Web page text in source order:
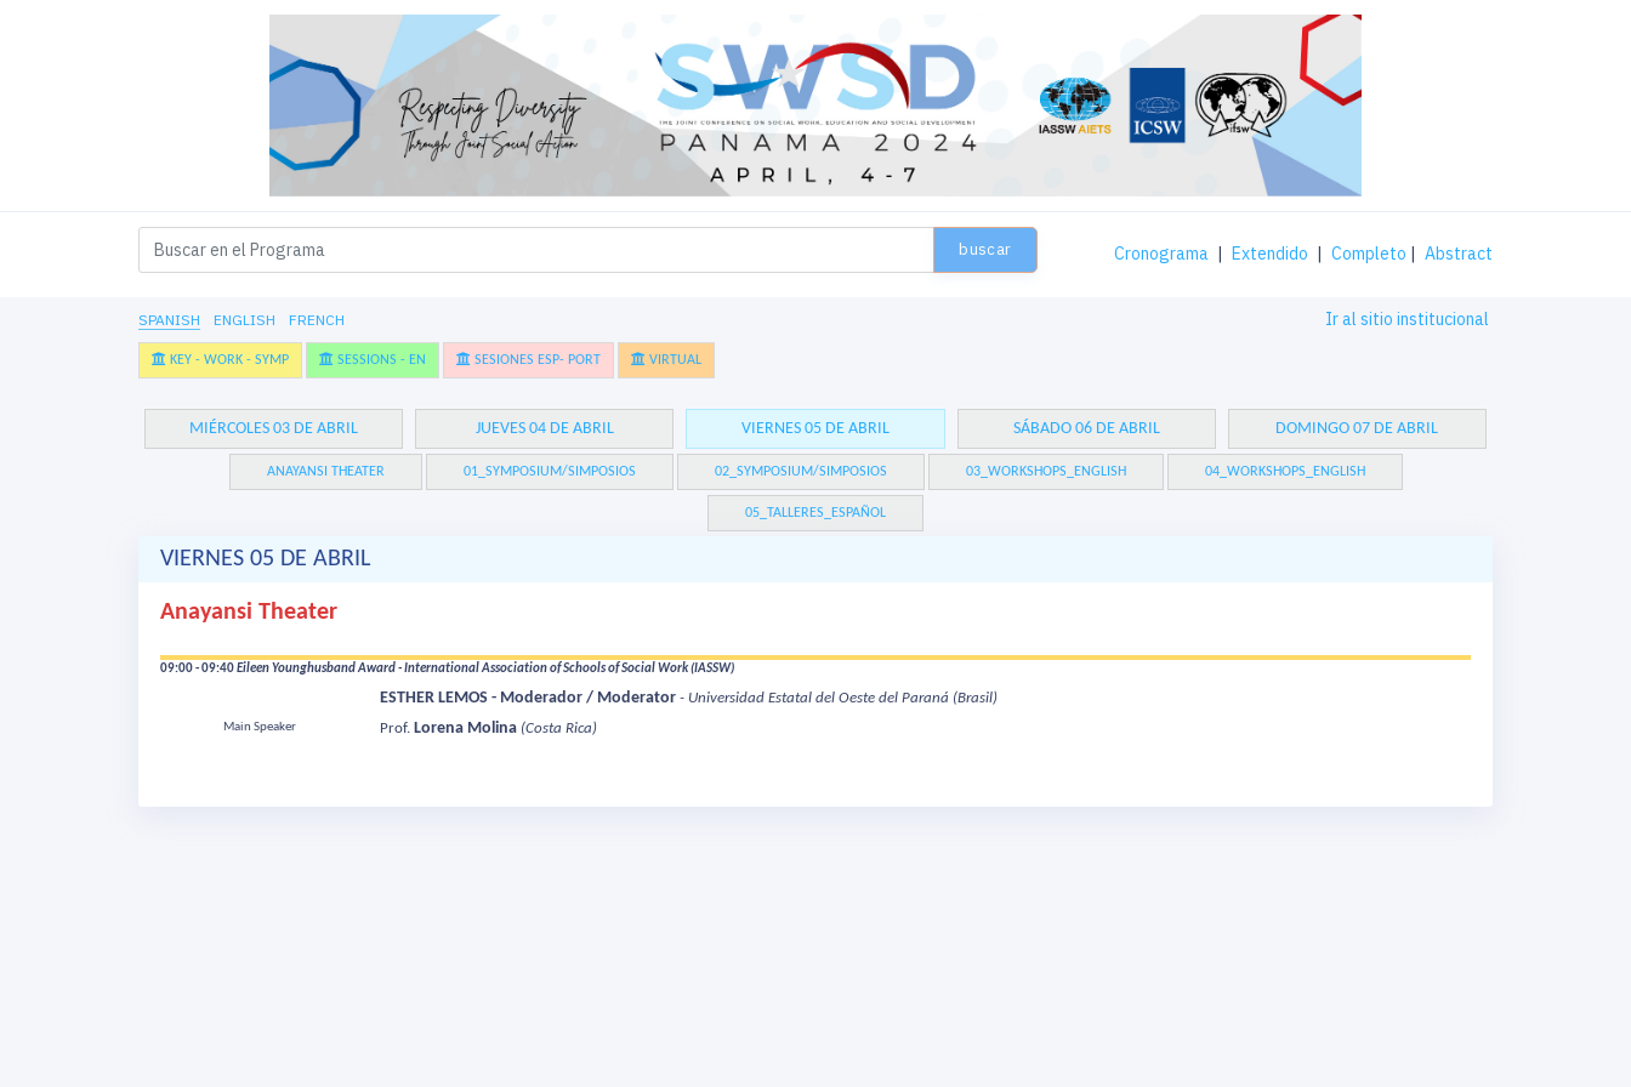
buscar Cronograma | Extendido | Completo | Abstract
SPANISH ENGLISH FRENCH Ir al sitio institucional
KEY - WORK - SYMP SESSIONS - EN SESIONES ESP- PORT VIRTUAL
MIÉRCOLES 03 DE ABRIL JUEVES 04 DE ABRIL VIERNES 05 DE ABRIL SÁBADO 06 DE ABRIL DOMINGO 07 DE ABRIL
ANAYANSI THEATER 01_SYMPOSIUM/SIMPOSIOS 02_SYMPOSIUM/SIMPOSIOS 03_WORKSHOPS_ENGLISH 04_WORKSHOPS_ENGLISH
05_TALLERES_ESPAÑOL
VIERNES 05 DE ABRIL
Anayansi Theater
09:00 - 09:40Eileen Younghusband Award - International Association of Schools of Social Work (IASSW)
ESTHER LEMOS - Moderador / Moderator - Universidad Estatal del Oeste del Paraná (Brasil)
Main Speaker Prof. Lorena Molina (Costa Rica)